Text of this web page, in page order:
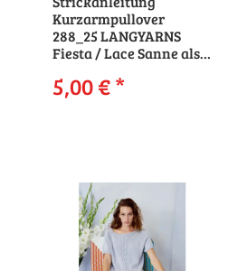
Kurzarmpullover
288_25 LANGYARNS
Fiesta / Lace Sanne als
5,00 €*